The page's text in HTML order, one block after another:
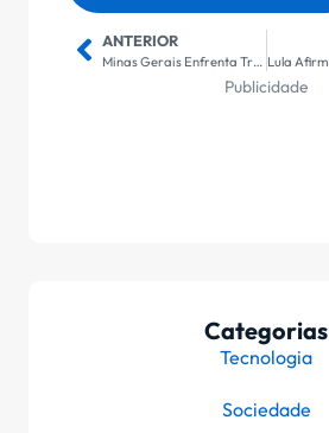
ANTERIOR
Minas Gerais Enfrenta Tragédia: 22 Vítimas das Chuvas e Calamidade Pública Anunciada
Publicidade
Categorias
Tecnologia
Sociedade